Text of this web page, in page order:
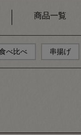
商品一覧
べ比べ 串揚げ
〜